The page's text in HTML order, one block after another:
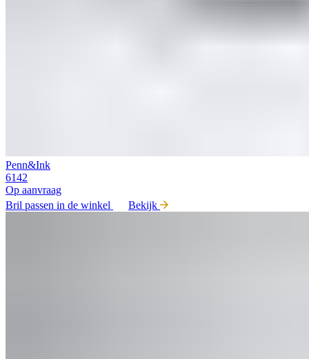
Penn&Ink
6142
Op aanvraag
Bril passen in de winkel
Bekijk